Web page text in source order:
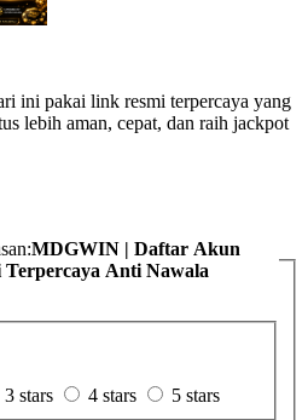
ini pakai link resmi terpercaya yang
lebih aman, cepat, dan raih jackpot
MDGWIN | Daftar Akun
Anti Nawala
3 stars 4 stars
5 stars